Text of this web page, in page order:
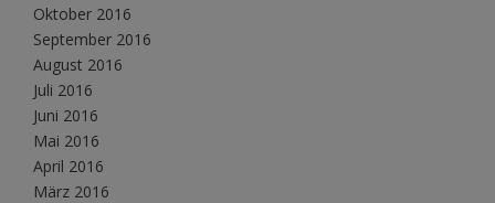
Oktober 2016
September 2016
August 2016
Juli 2016
Juni 2016
Mai 2016
April 2016
März 2016